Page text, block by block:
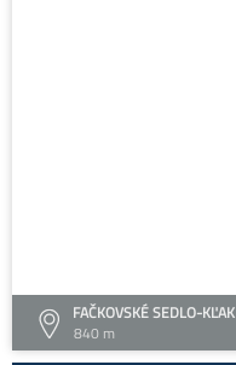
FAČKOVSKÉ SEDLO-KĽAK
840 m